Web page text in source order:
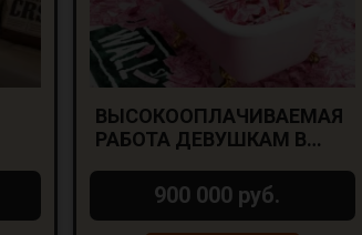
ВЫСОКООПЛАЧИВАЕМАЯ
РАБОТА ДЕВУШКАМ В
900 000 руб.